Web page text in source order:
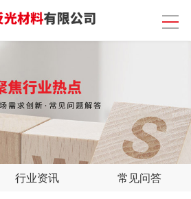
行业资讯 常见问答